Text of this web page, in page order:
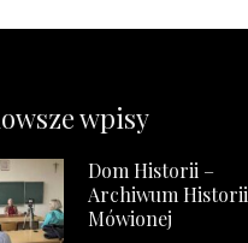
wpisy
Dom Historii –
Archiwum Historii
Mówionej